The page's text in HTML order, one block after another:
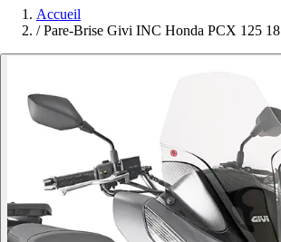
Accueil
/ Pare-Brise Givi INC Honda PCX 125 18